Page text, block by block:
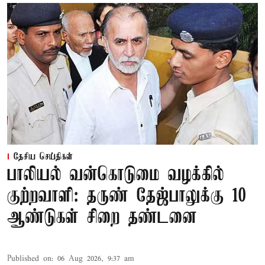
தேசிய செய்திகள்
பாலியல் வன்கொடுமை வழக்கில்
குற்றவாளி: தருண் தேஜ்பாலுக்கு 10
ஆண்டுகள் சிறை தண்டனை
Published on: 06 Aug 2026, 9:37 am